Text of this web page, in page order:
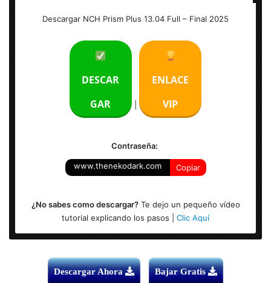
Descargar NCH Prism Plus 13.04 Full – Final 2025
DESCAR
GAR
ENLACE
VIP
Contraseña:
www.thenekodark.com Copiar
¿No sabes como descargar?Te dejo un pequeño vídeo
tutorial explicando los pasos | Clic Aquí
Descargar Ahora Bajar Gratis